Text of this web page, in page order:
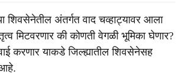
शिवसेनेतील अंतर्गत वाद चव्हाट्यावर आला
मिटवरणार की कोणती वेगळी भूमिका घेणार?
करणार याकडे जिल्ह्यातील शिवसेनेसह
आहे.